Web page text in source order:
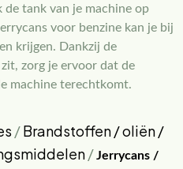
de tank van je machine op
voor benzine kan je bij
krijgen. Dankzij de
zorg je ervoor dat de
machine terechtkomt.
/Brandstoffen / oliën /
/Jerrycans /